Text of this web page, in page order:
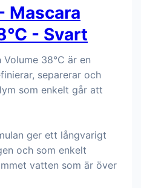
Mascara
- Svart
38°C är en
separerar och
som enkelt går att
ger ett långvarigt
och som enkelt
vatten som är över